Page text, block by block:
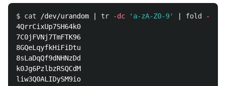
$ cat /dev/urandom | tr -dc 'a-zA-Z0-9' fold -w
4QrrCixUp7SH64k0
7C0jFVNj7TmFTK96
8GQeLqyfkHiFiDtu
8sLaDqQf9dNHNzDd
k0Jg6PzlbzRSQCdM
liw3Q0ALIDySM9io